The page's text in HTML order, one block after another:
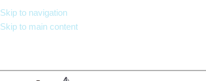
Skip to navigation
Skip to main content